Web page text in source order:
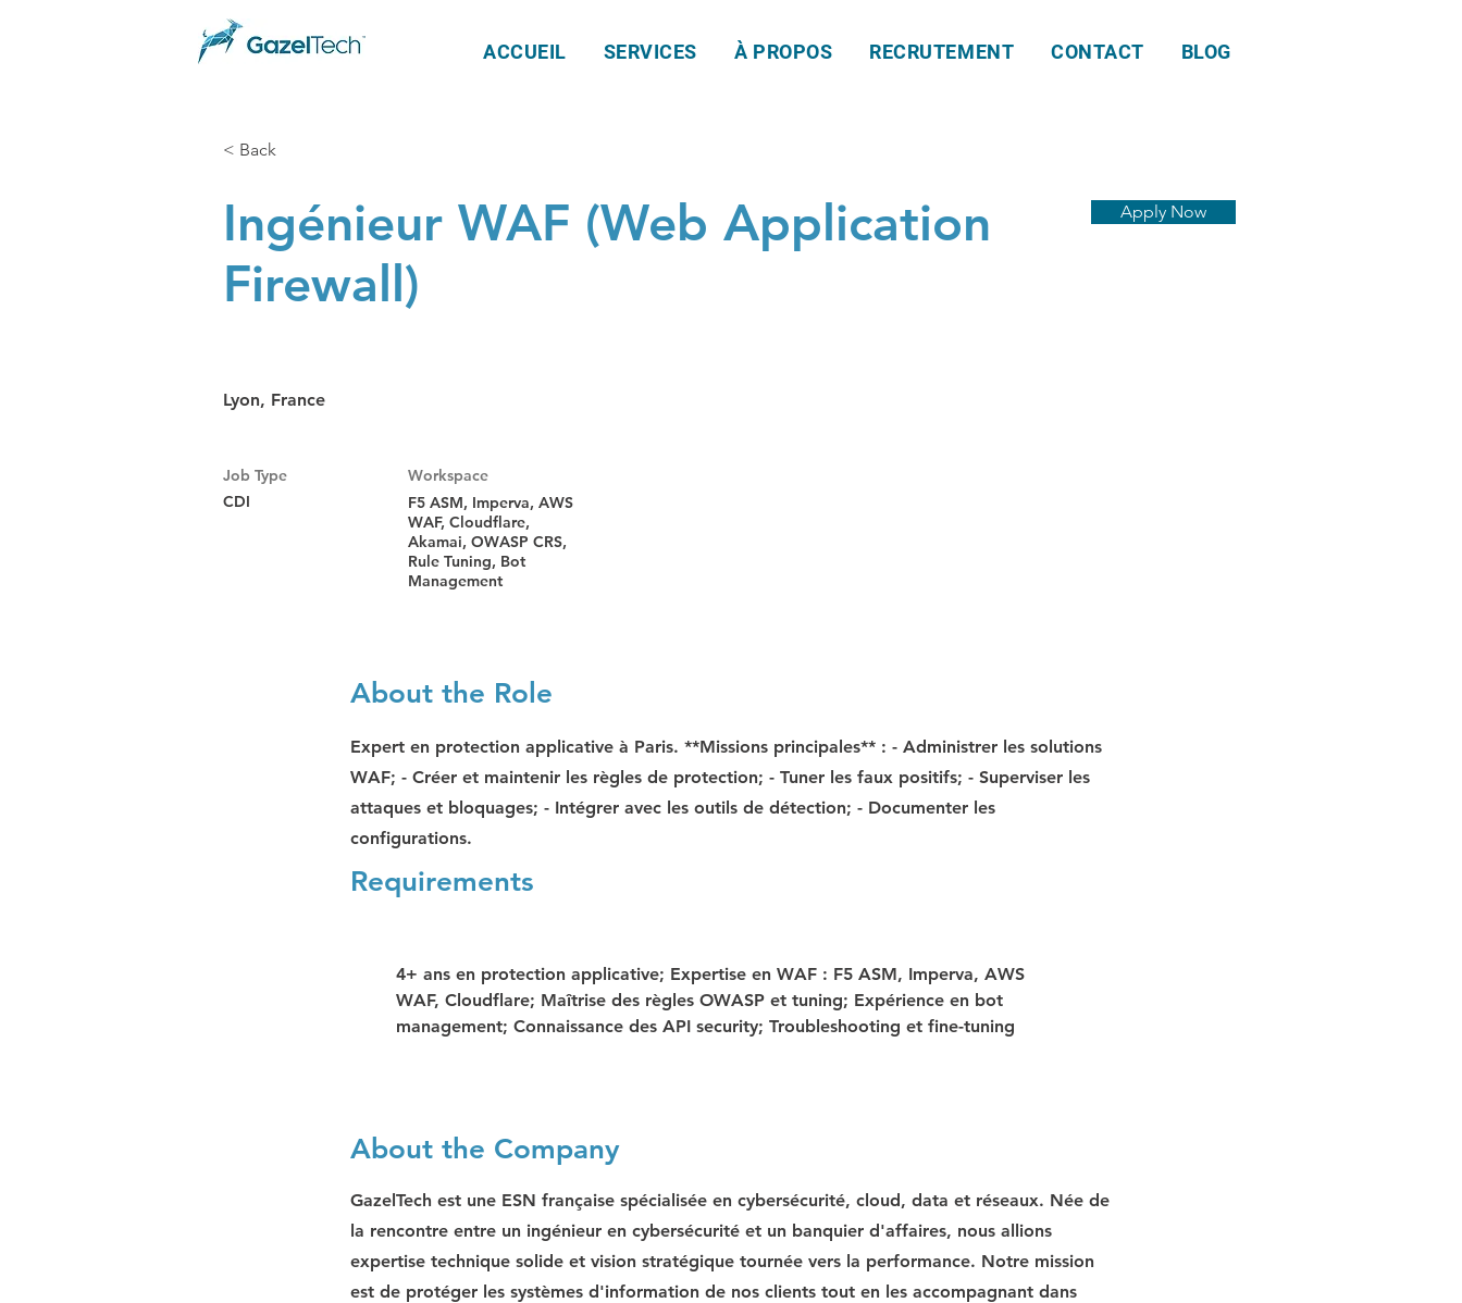
ACCUEIL SERVICES À PROPOS RECRUTEMENT CONTACT BLOG
< Back
Ingénieur WAF (Web Application
Firewall)
Apply Now
Lyon, France
Job Type
CDI
Workspace
F5 ASM, Imperva, AWS
WAF, Cloudflare,
Akamai, OWASP CRS,
Rule Tuning, Bot
Management
About the Role
Expert en protection applicative à Paris. **Missions principales** : - Administrer les solutions
WAF; - Créer et maintenir les règles de protection; - Tuner les faux positifs; - Superviser les
attaques et bloquages; - Intégrer avec les outils de détection; - Documenter les
configurations.
Requirements
4+ ans en protection applicative; Expertise en WAF : F5 ASM, Imperva, AWS
WAF, Cloudflare; Maîtrise des règles OWASP et tuning; Expérience en bot
management; Connaissance des API security; Troubleshooting et fine-tuning
About the Company
GazelTech est une ESN française spécialisée en cybersécurité, cloud, data et réseaux. Née de
la rencontre entre un ingénieur en cybersécurité et un banquier d'affaires, nous allions
expertise technique solide et vision stratégique tournée vers la performance. Notre mission
est de protéger les systèmes d'information de nos clients tout en les accompagnant dans